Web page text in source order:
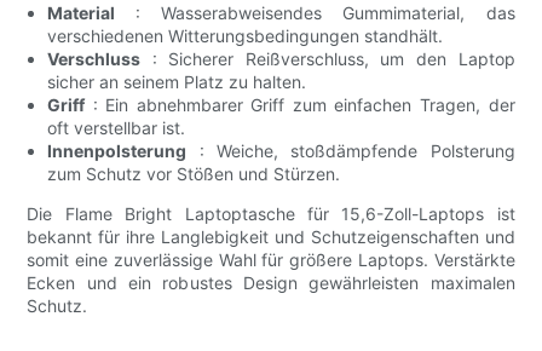
Material : Wasserabweisendes Gummimaterial, das
verschiedenen Witterungsbedingungen standhält.
Verschluss : Sicherer Reißverschluss, um den Laptop
sicher an seinem Platz zu halten.
Griff : Ein abnehmbarer Griff zum einfachen Tragen, der
oft verstellbar ist.
Innenpolsterung : Weiche, stoßdämpfende Polsterung
zum Schutz vor Stößen und Stürzen.
Die Flame Bright Laptoptasche für 15,6-Zoll-Laptops ist
bekannt für ihre Langlebigkeit und Schutzeigenschaften und
somit eine zuverlässige Wahl für größere Laptops. Verstärkte
Ecken und ein robustes Design gewährleisten maximalen
Schutz.